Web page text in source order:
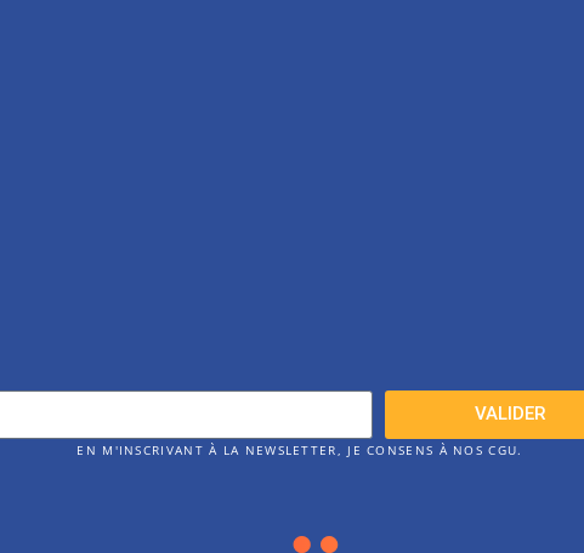
VALIDER
EN M'INSCRIVANT À LA NEWSLETTER, JE CONSENS À NOS CGU.